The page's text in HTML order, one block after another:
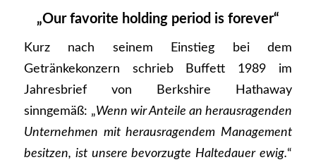
„Our favorite holding period is forever“
Kurz nach seinem Einstieg bei dem
Getränkekonzern schrieb Buffett 1989 im
Jahresbrief von Berkshire Hathaway
sinngemäß: „Wenn wir Anteile an herausragenden
Unternehmen mit herausragendem Management
besitzen, ist unsere bevorzugte Haltedauer ewig.“